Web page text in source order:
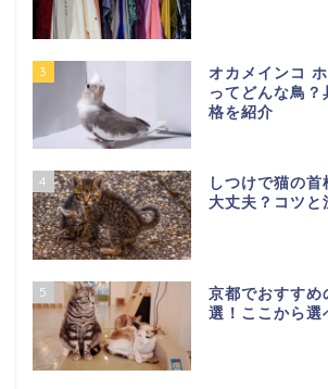
3
オカメインコ
ってどんな鳥
格を紹介
4
しつけで猫の
大丈夫？コツと
5
京都でおすすめ
選！ここから選